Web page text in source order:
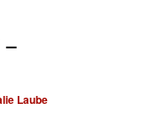
–
Laube